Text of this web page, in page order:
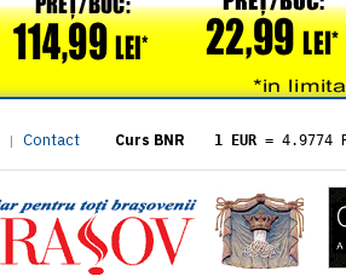
| Contact Curs BNR 1 EUR = 4.9774
= 5.8304
1 XAU= 464.4611
1 AED= 1.1933
1 AUD= 2.7957
1 BGN= 2.5449